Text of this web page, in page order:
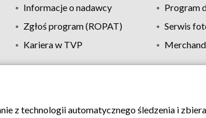
Informacje o nadawcy
Program
Zgłoś program (ROPAT)
Serwis
Kariera w TVP
Moje zgody Pomoc Biuro
z technologii automatycznego śledzenia i